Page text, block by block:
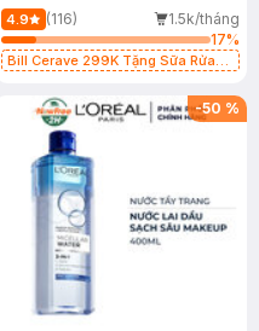
473ml
4.9 (116)
1.5k/tháng
17%
Bill Cerave 299K Tặng Sữa Rửa
-50 %